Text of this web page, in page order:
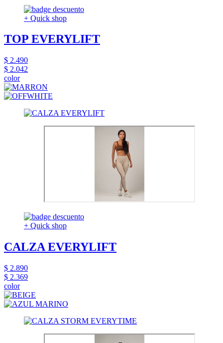
+ Quick shop
TOP EVERYLIFT
$ 2.490
$ 2.042
color
+ Quick shop
CALZA EVERYLIFT
$ 2.890
$ 2.369
color